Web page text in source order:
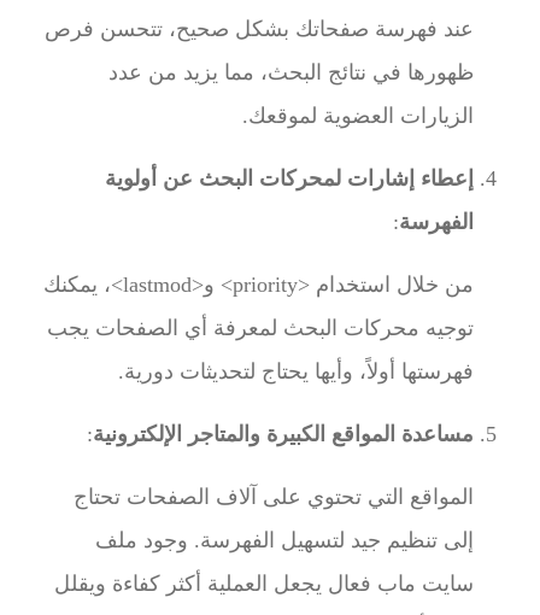
عند فهرسة صفحاتك بشكل صحيح، تتحسن فرص
ظهورها في نتائج البحث، مما يزيد من عدد
الزيارات العضوية لموقعك.
إعطاء إشارات لمحركات البحث عن أولوية
الفهرسة:
من خلال استخدام <priority> و<lastmod>
، يمكنك
توجيه محركات البحث لمعرفة أي الصفحات يجب
فهرستها أولاً، وأيها يحتاج لتحديثات دورية.
مساعدة المواقع الكبيرة والمتاجر الإلكترونية:
المواقع التي تحتوي على آلاف الصفحات تحتاج
إلى تنظيم جيد لتسهيل الفهرسة. وجود ملف
سايت ماب فعال يجعل العملية أكثر كفاءة ويقلل